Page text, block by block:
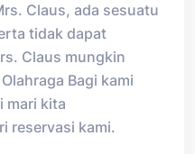
Claus, ada sesuatu
tidak dapat
Claus mungkin
Bagi kami
mari kita
reservasi kami.